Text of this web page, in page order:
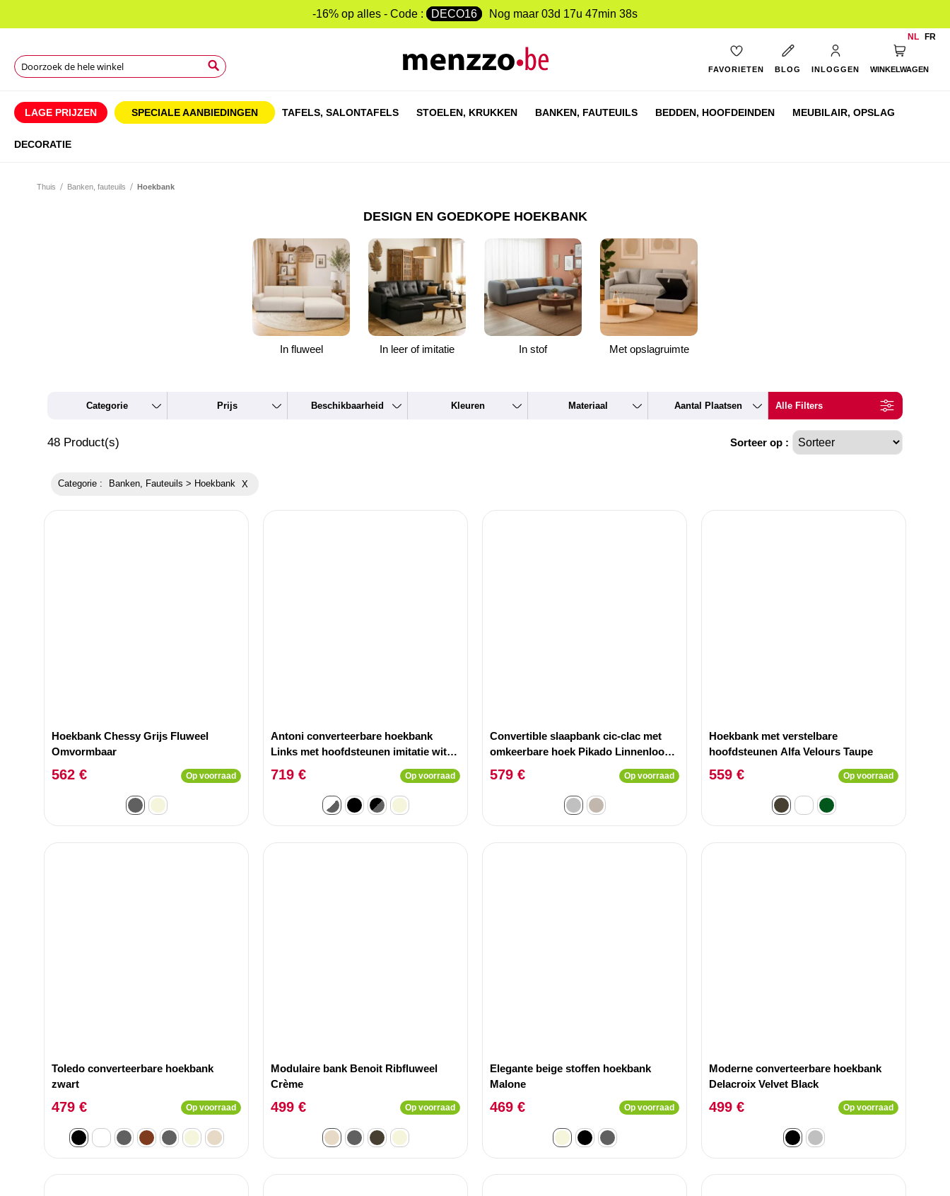
-16% op alles - Code : DECO16 Nog maar 03d 17u 47min 37s
NL FR
Zoek
FAVORIETEN BLOG INLOGGEN WINKELWAGEN
LAGE PRIJZEN SPECIALE AANBIEDINGEN TAFELS, SALONTAFELS STOELEN, KRUKKEN BANKEN, FAUTEUILS BEDDEN, HOOFDEINDEN MEUBILAIR, OPSLAG
DECORATIE
Thuis Banken, fauteuils Hoekbank
DESIGN EN GOEDKOPE HOEKBANK
In fluweel In leer of imitatie In stof Met opslagruimte
Categorie Prijs Beschikbaarheid Kleuren Materiaal Aantal Plaatsen Alle Filters
48 Product(s) Sorteer op :
Categorie : Banken, Fauteuils > Hoekbank X
Hoekbank Chessy Grijs Fluweel
Omvormbaar
562 € Op voorraad
Antoni converteerbare hoekbank
Links met hoofdsteunen imitatie wit
en lichtgrijze stof
719 € Op voorraad
Convertible slaapbank cic-clac met
omkeerbare hoek Pikado Linnenlook
Lichtgrijs
579 € Op voorraad
Hoekbank met verstelbare
hoofdsteunen Alfa Velours Taupe
559 € Op voorraad
Toledo converteerbare hoekbank
zwart
479 € Op voorraad
Modulaire bank Benoit Ribfluweel
Crème
499 € Op voorraad
Elegante beige stoffen hoekbank
Malone
469 € Op voorraad
Moderne converteerbare hoekbank
Delacroix Velvet Black
499 € Op voorraad